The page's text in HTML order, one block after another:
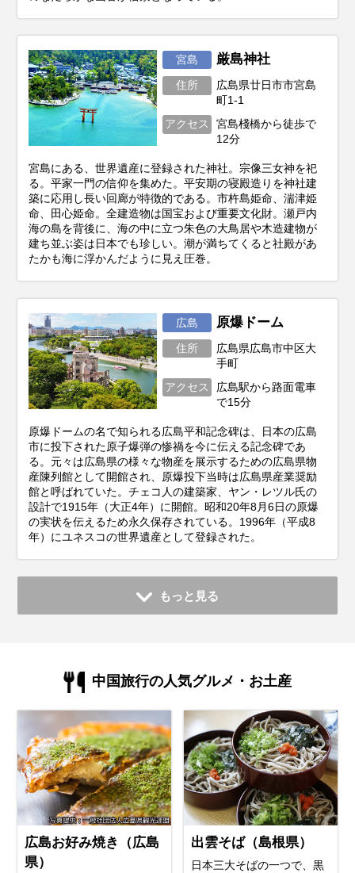
宮島 厳島神社
住所
広島県廿日市市宮島
町1-1
アクセス
宮島棧橋から徒歩で
12分
宮島にある、世界遺産に登録された神社。宗像三女神を祀
る。平家一門の信仰を集めた。平安期の寝殿造りを神社建
築に応用し長い回廊が特徴的である。市杵島姫命、湍津姫
命、田心姫命。全建造物は国宝および重要文化財。瀬戸内
海の島を背後に、海の中に立つ朱色の大鳥居や木造建物が
建ち並ぶ姿は日本でも珍しい。潮が満ちてくると社殿があ
たかも海に浮かんだように見え圧巻。
広島 原爆ドーム
住所
広島県広島市中区大
手町
アクセス
広島駅から路面電車
で15分
原爆ドームの名で知られる広島平和記念碑は、日本の広島
市に投下された原子爆弾の惨禍を今に伝える記念碑であ
る。元々は広島県の様々な物産を展示するための広島県物
産陳列館として開館され、原爆投下当時は広島県産業奨励
館と呼ばれていた。チェコ人の建築家、ヤン・レツル氏の
設計で1915年（大正4年）に開館。昭和20年8月6日の原爆
の実状を伝えるため永久保存されている。1996年（平成8
年）にユネスコの世界遺産として登録された。
もっと見る
中国旅行の人気グルメ・お土産
広島お好み焼き（広島
県）
出雲そば（島根県）
日本三大そばの一つで、黒